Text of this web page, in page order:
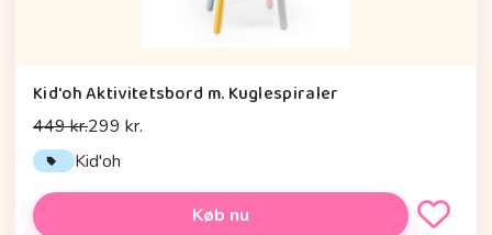
Kid'oh Aktivitetsbord m. Kuglespiraler
449 kr.299 kr.
Kid'oh
Køb nu